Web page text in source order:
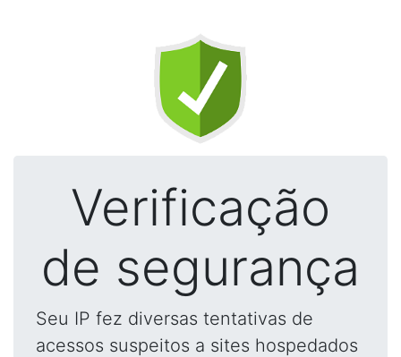
Verificação
de segurança
Seu IP fez diversas tentativas de
acessos suspeitos a sites hospedados